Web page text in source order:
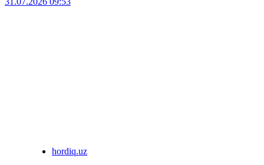
hordiq.uz